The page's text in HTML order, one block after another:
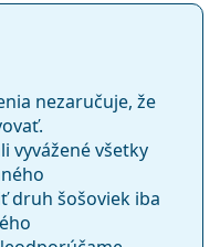
nezaručuje, že
vyvážené všetky
druh šošoviek iba